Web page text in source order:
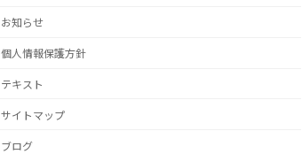
お知らせ
個人情報保護方針
テキスト
サイトマップ
ブログ